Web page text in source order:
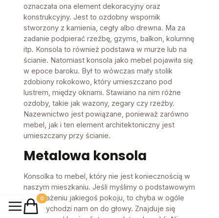
oznaczała ona element dekoracyjny oraz
konstrukcyjny. Jest to ozdobny wspornik
stworzony z kamienia, cegły albo drewna. Ma za
zadanie podpierać rzeźbę, gzyms, balkon, kolumnę
itp. Konsola to również podstawa w murze lub na
ścianie. Natomiast konsola jako mebel pojawiła się
w epoce baroku. Był to wówczas mały stolik
zdobiony rokokowo, który umieszczano pod
lustrem, między oknami. Stawiano na nim różne
ozdoby, takie jak wazony, zegary czy rzeźby.
Nazewnictwo jest powiązane, ponieważ zarówno
mebel, jak i ten element architektoniczny jest
umieszczany przy ścianie.
Metalowa konsola
Konsolka to mebel, który nie jest koniecznością w
naszym mieszkaniu. Jeśli myślimy o podstawowym
wyposażeniu jakiegoś pokoju, to chyba w ogóle
nie przychodzi nam on do głowy. Znajduje się
Produkty w koszyku: 0. Zobacz szczegóły